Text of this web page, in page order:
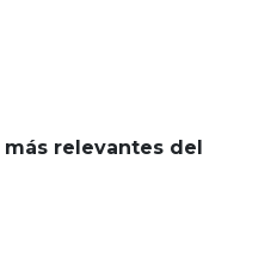
relevantes del